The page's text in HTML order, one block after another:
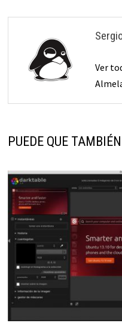
Ver
PUEDE QUE